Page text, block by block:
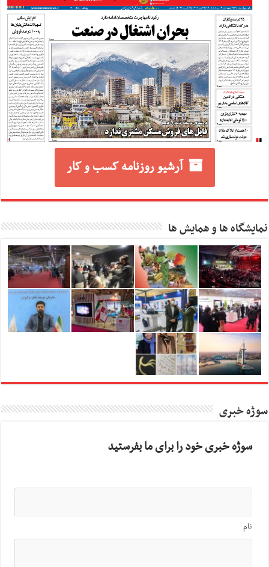
آرشیو روزنامه کسب و کار
نمایشگاه ها و همایش ها
سوژه خبری
سوژه خبری خود را برای ما بفرستید
نام